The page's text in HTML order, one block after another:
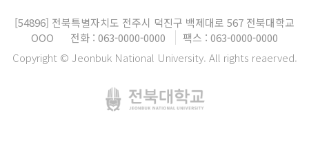
[54896] 전북특별자치도 전주시 덕진구 백제대로 567 전북대학교
OOO
전화 : 063-0000-0000
팩스 : 063-0000-0000
Copyright © Jeonbuk National University. All rights reaerved.